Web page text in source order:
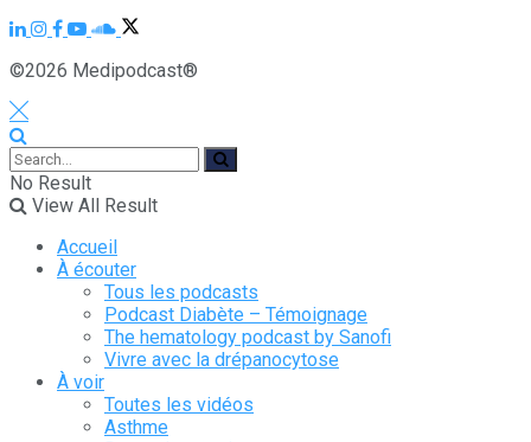
©2026 Medipodcast®
No Result
View All Result
Accueil
À écouter
Tous les podcasts
Podcast Diabète – Témoignage
The hematology podcast by Sanofi
Vivre avec la drépanocytose
À voir
Toutes les vidéos
Asthme